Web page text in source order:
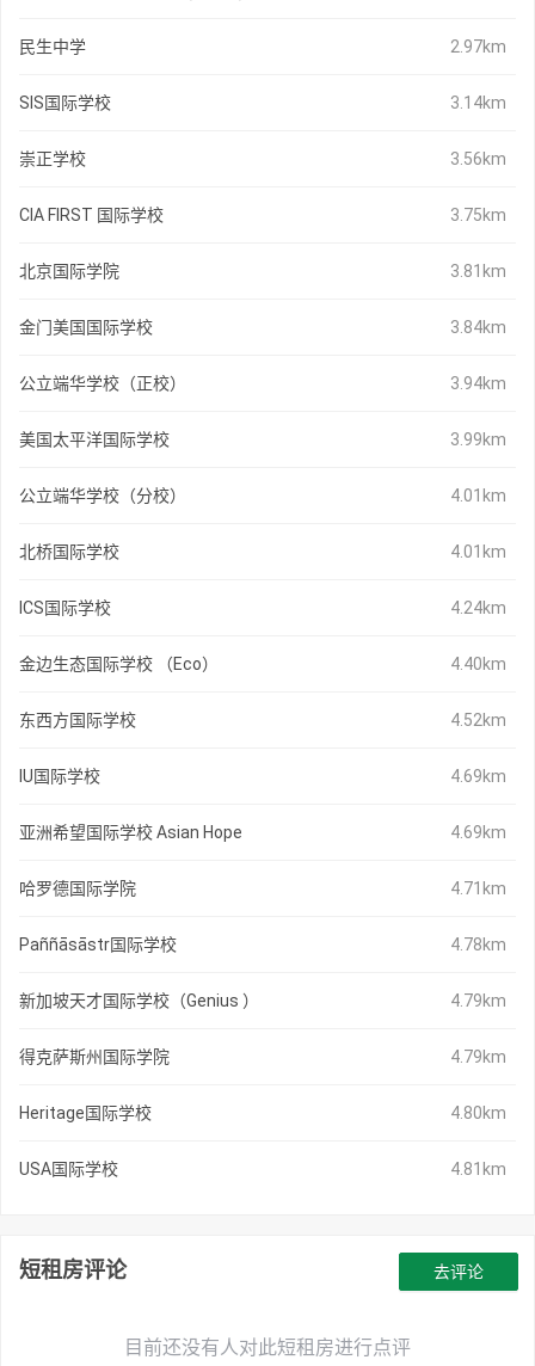
民生中学 2.97km
SIS国际学校 3.14km
崇正学校 3.56km
CIA FIRST 国际学校 3.75km
北京国际学院 3.81km
金门美国国际学校 3.84km
公立端华学校（正校） 3.94km
美国太平洋国际学校 3.99km
公立端华学校（分校） 4.01km
北桥国际学校 4.01km
ICS国际学校 4.24km
金边生态国际学校 （Eco） 4.40km
东西方国际学校 4.52km
IU国际学校 4.69km
亚洲希望国际学校 Asian Hope 4.69km
哈罗德国际学院 4.71km
Paññāsāstr国际学校 4.78km
新加坡天才国际学校（Genius ） 4.79km
得克萨斯州国际学院 4.79km
Heritage国际学校 4.80km
USA国际学校 4.81km
短租房评论
目前还没有人对此短租房进行点评
去评论